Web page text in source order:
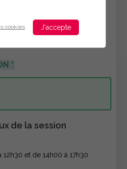
cookies J'accepte
de la session
et de 14h00 à 17h30